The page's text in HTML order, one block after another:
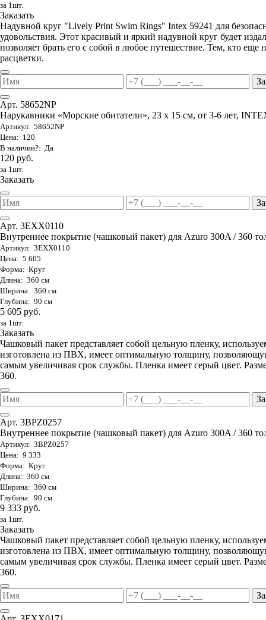
за 1шт.
Заказать
Надувной круг "Lively Print Swim Rings" Intex 59241 для
удовольствия. Этот красивый и яркий надувной круг будет
позволяет брать его с собой в любое путешествие. Тем, кто
расцветки.
Арт. 58652NP
Нарукавники «Морские обитатели», 23 х 15 см, от 3-6 лет,
Артикул: 58652NP
Цена: 120
В наличии?: Да
120 руб.
за 1шт.
Заказать
Арт. 3EXX0110
Внутреннее покрытие (чашковый пакет) для Azuro 300A / 360
Артикул: 3EXX0110
Цена: 5 605
Форма: Круг
Длина: 360 см
Ширина: 360 см
Глубина: 90 см
5 605 руб.
за 1шт.
Заказать
Чашковый пакет представляет собой цельную пленку,
изготовлена из ПВХ, имеет оптимальную толщину,
самым увеличивая срок службы. Пленка имеет серый цвет.
360.
Арт. 3BPZ0257
Внутреннее покрытие (чашковый пакет) для Azuro 300A / 360
Артикул: 3BPZ0257
Цена: 9 333
Форма: Круг
Длина: 360 см
Ширина: 360 см
Глубина: 90 см
9 333 руб.
за 1шт.
Заказать
Чашковый пакет представляет собой цельную пленку,
изготовлена из ПВХ, имеет оптимальную толщину,
самым увеличивая срок службы. Пленка имеет серый цвет.
360.